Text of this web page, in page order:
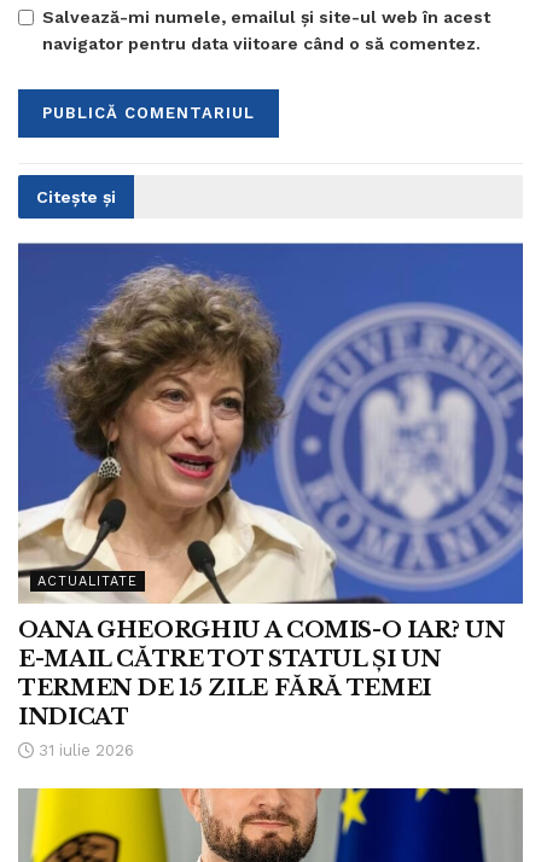
Salvează-mi numele, emailul și site-ul web în acest
navigator pentru data viitoare când o să comentez.
Citește și
ACTUALITATE
OANA GHEORGHIU A COMIS-O IAR? UN
E-MAIL CĂTRE TOT STATUL ȘI UN
TERMEN DE 15 ZILE FĂRĂ TEMEI
INDICAT
31 iulie 2026